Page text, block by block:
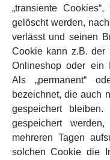
„transiente
gelöscht werden,
verlässt und seinen
Cookie kann z.B. der
Onlineshop oder ein
Als „permanent“
bezeichnet, die auch
gespeichert
gespeichert
mehreren Tagen
solchen Cookie die